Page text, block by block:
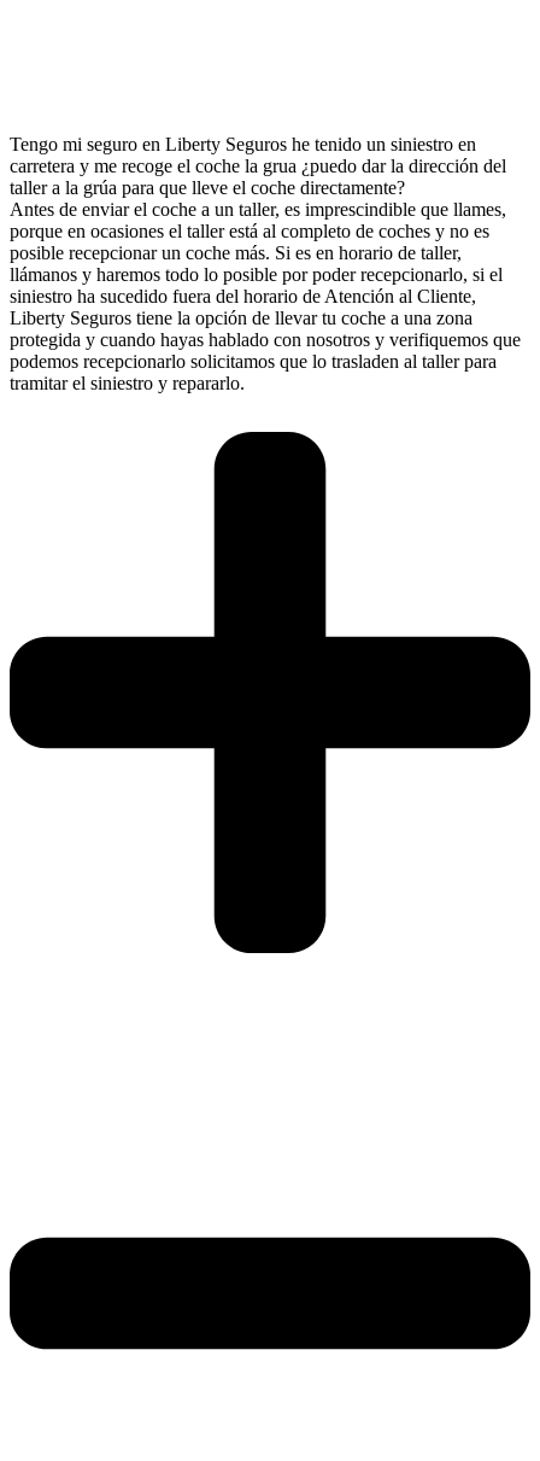
Tengo mi seguro en Liberty Seguros he tenido un siniestro en
carretera y me recoge el coche la grua ¿puedo dar la dirección del
taller a la grúa para que lleve el coche directamente?
Antes de enviar el coche a un taller, es imprescindible que llames,
porque en ocasiones el taller está al completo de coches y no es
posible recepcionar un coche más. Si es en horario de taller,
llámanos y haremos todo lo posible por poder recepcionarlo, si el
siniestro ha sucedido fuera del horario de Atención al Cliente,
Liberty Seguros tiene la opción de llevar tu coche a una zona
protegida y cuando hayas hablado con nosotros y verifiquemos que
podemos recepcionarlo solicitamos que lo trasladen al taller para
tramitar el siniestro y repararlo.